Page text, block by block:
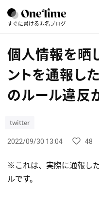
すぐに書ける匿名ブログ
個人情報を
ントを通報し
のルール違反
twitter
2022/09/30 13:04 48
※これは、実際に通報し
ルです。